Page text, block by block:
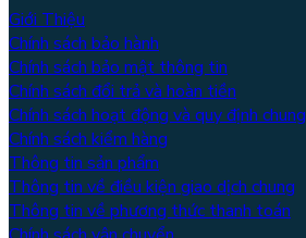
Giới Thiệu
Chính sách bảo hành
Chính sách bảo mật thông tin
Chính sách đổi trả và hoàn tiền
Chính sách hoạt động và quy định chung
Chính sách kiểm hàng
Thông tin sản phẩm
Thông tin về điều kiện giao dịch chung
Thông tin về phương thức thanh toán